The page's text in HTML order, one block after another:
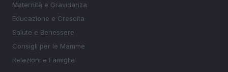
Maternità e Gravidanza
Educazione e Crescita
Salute e Benessere
Consigli per le Mamme
Relazioni e Famiglia